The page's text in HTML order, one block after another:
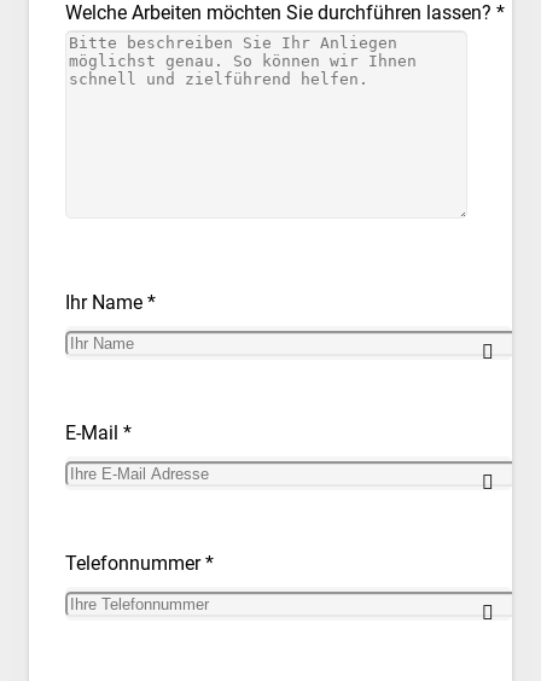
Welche Arbeiten möchten Sie durchführen lassen? *
Ihr Name *
E-Mail *
Telefonnummer *